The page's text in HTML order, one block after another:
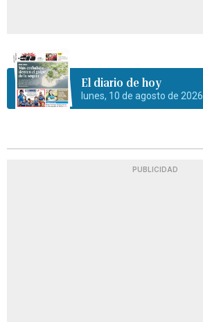
El diario de hoy
lunes, 10 de agosto de 2026
PUBLICIDAD